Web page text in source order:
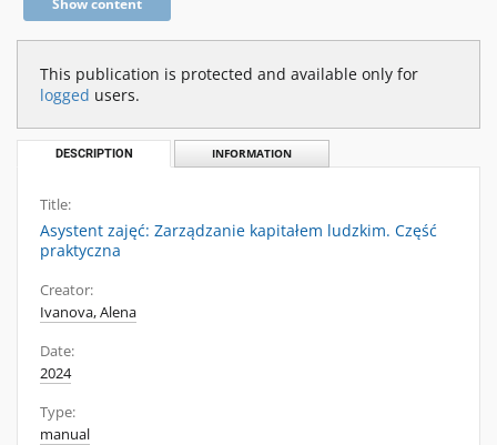
Show content
This publication is protected and available only for
logged users.
DESCRIPTION INFORMATION
Title:
Asystent zajęć: Zarządzanie kapitałem ludzkim. Część
praktyczna
Creator:
Ivanova, Alena
Date:
2024
Type:
manual